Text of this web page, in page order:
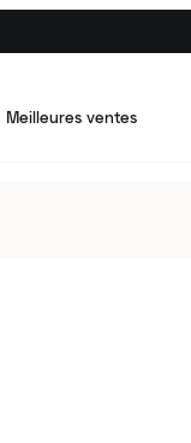
Meilleures ventes